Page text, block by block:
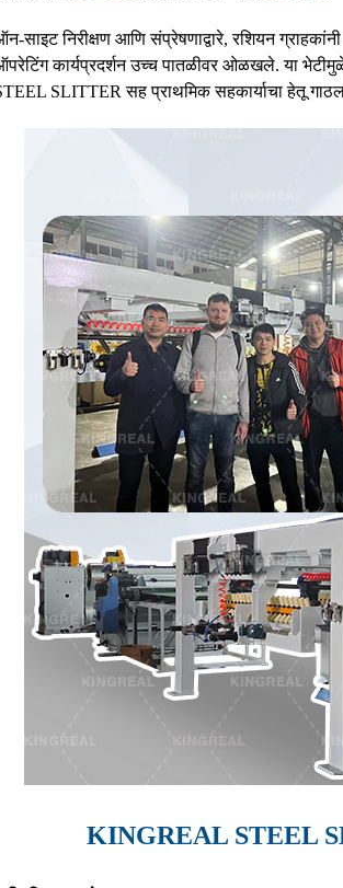
साइट निरीक्षण आणि संप्रेषणाद्वारे, रशियन
कार्यप्रदर्शन उच्च पातळीवर ओळखले. या
SLITTER सह प्राथमिक सहकार्याचा हेतू
KINGREAL STEEL